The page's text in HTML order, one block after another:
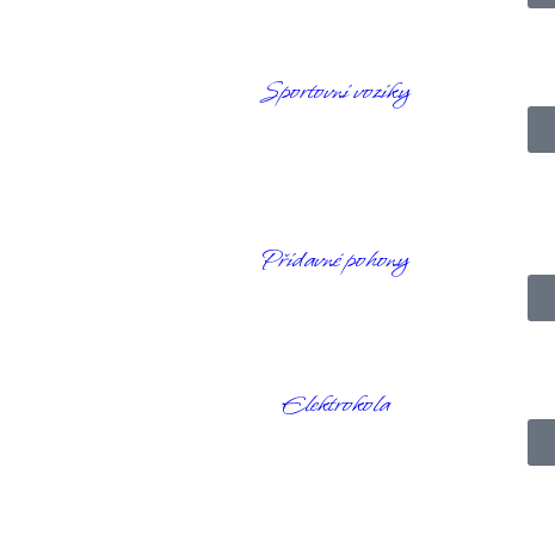
Sportovní vozíky
Přídavné pohony
Elektrokola
Vaše soukromí přitom zůstane nedotčeno.